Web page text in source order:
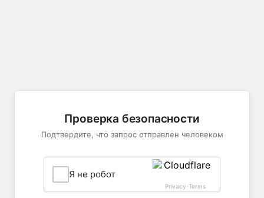
Проверка безопасности
Подтвердите, что запрос отправлен человеком
Я не робот
Privacy-Terms